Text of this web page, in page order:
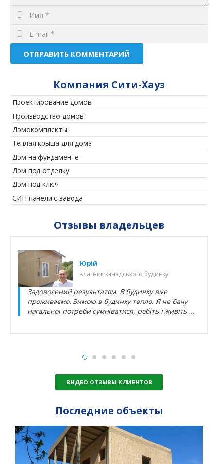
Компания Сити-Хауз
Проектирование домов
Производство домов
Домокомплекты
Теплая крыша для дома
Дом на фундаменте
Дом под отделку
Дом под ключ
СИП панели с завода
Отзывы владельцев
Юрій
власник канадського будинку
Задоволений результатом. В будинку вже
проживаємо. Зимою в будинку тепло. Я не бачу
нагальної потреби сумніватися, робіть і живіть …
ВИДЕО ОТЗЫВЫ КЛИЕНТОВ
Последние объекты